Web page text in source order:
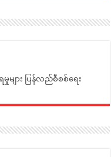
များ ပြန်လည်စီစစ်ရေး